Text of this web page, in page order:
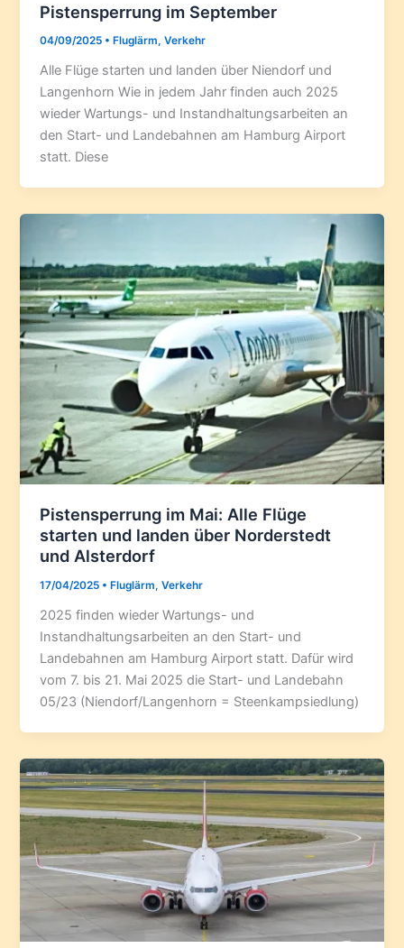
Pistensperrung im September
04/09/2025 • Fluglärm,Verkehr
Alle Flüge starten und landen über Niendorf und
Langenhorn Wie in jedem Jahr finden auch 2025
wieder Wartungs- und Instandhaltungsarbeiten an
den Start- und Landebahnen am Hamburg Airport
statt. Diese
Pistensperrung im Mai: Alle Flüge
starten und landen über Norderstedt
und Alsterdorf
17/04/2025 • Fluglärm,Verkehr
2025 finden wieder Wartungs- und
Instandhaltungsarbeiten an den Start- und
Landebahnen am Hamburg Airport statt. Dafür wird
vom 7. bis 21. Mai 2025 die Start- und Landebahn
05/23 (Niendorf/Langenhorn = Steenkampsiedlung)